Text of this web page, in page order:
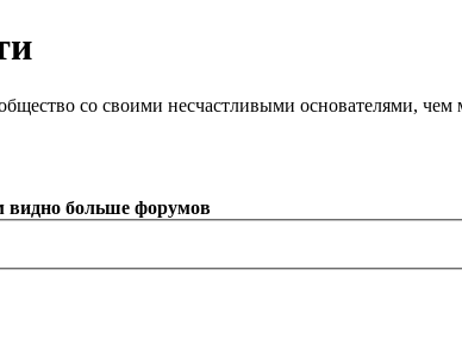
со своими несчастливыми основателями,
видно больше форумов